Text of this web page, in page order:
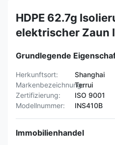
HDPE 62.7g
elektrischer Zaun
Grundlegende
Herkunftsort:
Shanghai
Markenbezeichnung:Terrui
Zertifizierung:
ISO 9001
Modellnummer:
INS410B
Immobilienhandel